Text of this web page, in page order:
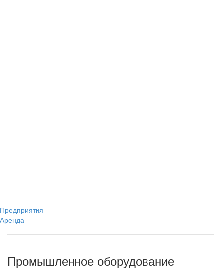
Предприятия
Аренда
Промышленное оборудование